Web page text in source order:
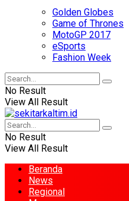
Golden Globes
Game of Thrones
MotoGP 2017
eSports
Fashion Week
No Result
View All Result
No Result
View All Result
Beranda
News
Regional